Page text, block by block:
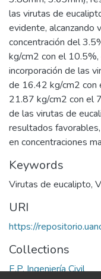
las virutas de
evidente, alcanzando
concentración del
kg/cm2 con el
incorporación de las
de 16.42 kg/cm2 con
21.87 kg/cm2 con el
de las virutas de
resultados
en concentraciones
Keywords
Virutas de eucalipto,
URI
https://
Collections
E.P. Ingeniería Civil